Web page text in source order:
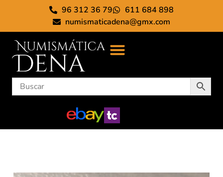
96 312 36 79
611 684 898
numismaticadena@gmx.com